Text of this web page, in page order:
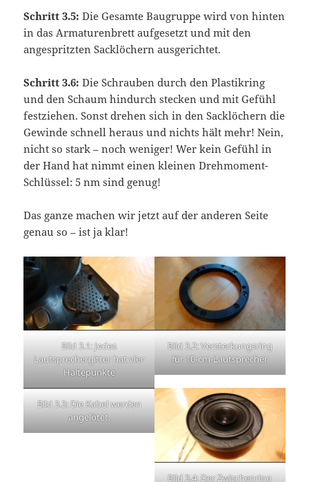
Schritt 3.5: Die Gesamte Baugruppe wird von hinten
in das Armaturenbrett aufgesetzt und mit den
angespritzten Sacklöchern ausgerichtet.
Schritt 3.6: Die Schrauben durch den Plastikring
und den Schaum hindurch stecken und mit Gefühl
festziehen. Sonst drehen sich in den Sacklöchern die
Gewinde schnell heraus und nichts hält mehr! Nein,
nicht so stark – noch weniger! Wer kein Gefühl in
der Hand hat nimmt einen kleinen Drehmoment-
Schlüssel: 5 nm sind genug!
Das ganze machen wir jetzt auf der anderen Seite
genau so – ist ja klar!
Bild 3.1: Jedes
Lautsprechergitter hat vier
Haltepunkte
Bild 3.2: Versterkungsring
für 10-cm-Lautsprecher
Bild 3.3: Die Kabel werden
angelötet.
Bild 3.4: Der Zwischenring